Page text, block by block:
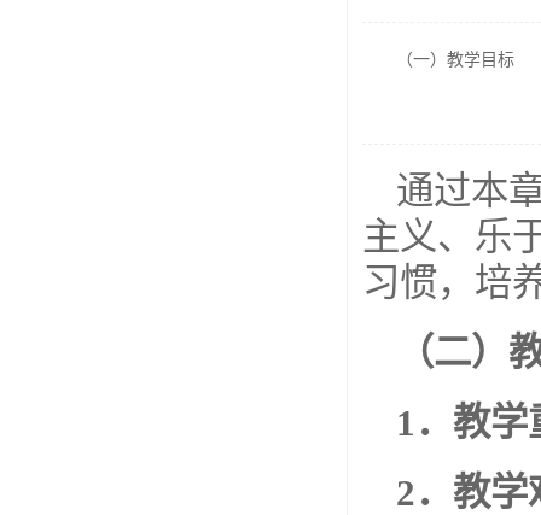
（一）教学目标
通过本
主义、乐
习惯，培
（二）
1 ．教学
2．教学